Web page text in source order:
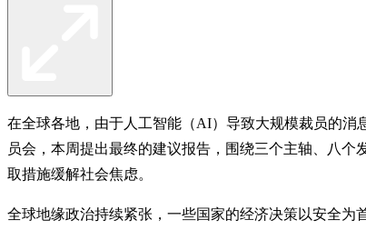
在全球各地，由于人工智能（AI）导致大规模裁员的
员会，本周提出最终的建议报告，围绕三个主轴、八
取措施缓解社会焦虑。
全球地缘政治持续紧张，一些国家的经济决策以安全为